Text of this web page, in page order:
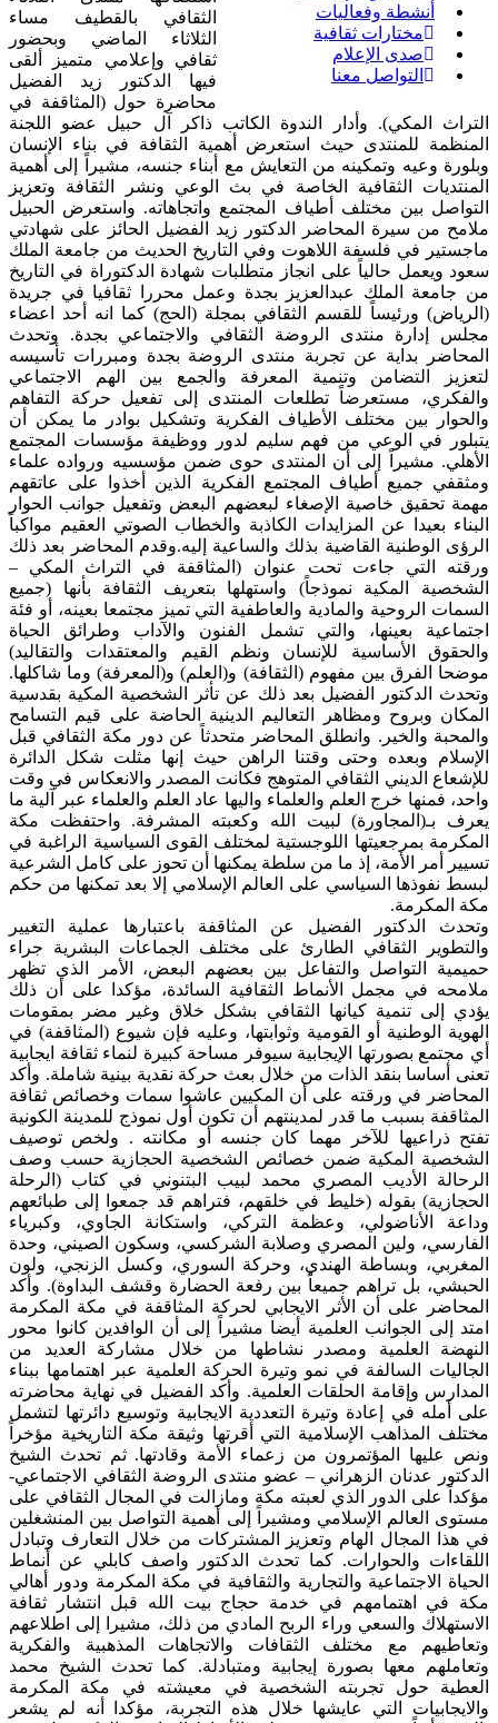
أنشطة وفعاليات
مختارات ثقافية
صدى الإعلام
التواصل معنا
الثقافي بالقطيف مساء
الثلاثاء الماضي وبحضور
ثقافي وإعلامي متميز ألقى
فيها الدكتور زيد الفضيل
محاضرة حول (المثاقفة في
التراث المكي). وأدار الندوة الكاتب ذاكر آل حبيل عضو اللجنة
المنظمة للمنتدى حيث استعرض أهمية الثقافة في بناء الإنسان
وبلورة وعيه وتمكينه من التعايش مع أبناء جنسه، مشيراً إلى أهمية
المنتديات الثقافية الخاصة في بث الوعي ونشر الثقافة وتعزيز
التواصل بين مختلف أطياف المجتمع واتجاهاته. واستعرض الحبيل
ملامح من سيرة المحاضر الدكتور زيد الفضيل الحائز على شهادتي
ماجستير في فلسفة اللاهوت وفي التاريخ الحديث من جامعة الملك
سعود ويعمل حالياً على انجاز متطلبات شهادة الدكتوراة في التاريخ
من جامعة الملك عبدالعزيز بجدة وعمل محررا ثقافيا في جريدة
(الرياض) ورئيساً للقسم الثقافي بمجلة (الحج) كما انه أحد اعضاء
مجلس إدارة منتدى الروضة الثقافي والاجتماعي بجدة. وتحدث
المحاضر بداية عن تجربة منتدى الروضة بجدة ومبررات تأسيسه
لتعزيز التضامن وتنمية المعرفة والجمع بين الهم الاجتماعي
والفكري، مستعرضاً تطلعات المنتدى إلى تفعيل حركة التفاهم
والحوار بين مختلف الأطياف الفكرية وتشكيل بوادر ما يمكن أن
يتبلور في الوعي من فهم سليم لدور ووظيفة مؤسسات المجتمع
الأهلي. مشيراً إلى أن المنتدى حوى ضمن مؤسسيه ورواده علماء
ومثقفي جميع أطياف المجتمع الفكرية الذين أخذوا على عاتقهم
مهمة تحقيق خاصية الإصغاء لبعضهم البعض وتفعيل جوانب الحوار
البناء بعيدا عن المزايدات الكاذبة والخطاب الصوتي العقيم مواكباً
الرؤى الوطنية القاضية بذلك والساعية إليه.وقدم المحاضر بعد ذلك
ورقته التي جاءت تحت عنوان (المثاقفة في التراث المكي –
الشخصية المكية نموذجاً) واستهلها بتعريف الثقافة بأنها (جميع
السمات الروحية والمادية والعاطفية التي تميز مجتمعا بعينه، أو فئة
اجتماعية بعينها، والتي تشمل الفنون والآداب وطرائق الحياة
والحقوق الأساسية للإنسان ونظم القيم والمعتقدات والتقاليد)
موضحا الفرق بين مفهوم (الثقافة) و(العلم) و(المعرفة) وما شاكلها.
وتحدث الدكتور الفضيل بعد ذلك عن تأثر الشخصية المكية بقدسية
المكان وبروح ومظاهر التعاليم الدينية الحاضة على قيم التسامح
والمحبة والخير. وانطلق المحاضر متحدثاً عن دور مكة الثقافي قبل
الإسلام وبعده وحتى وقتنا الراهن حيث إنها مثلت شكل الدائرة
للإشعاع الديني الثقافي المتوهج فكانت المصدر والانعكاس في وقت
واحد، فمنها خرج العلم والعلماء واليها عاد العلم والعلماء عبر آلية ما
يعرف بـ(المجاورة) لبيت الله وكعبته المشرفة. واحتفظت مكة
المكرمة بمرجعيتها اللوجستية لمختلف القوى السياسية الراغبة في
تسيير أمر الأمة، إذ ما من سلطة يمكنها أن تحوز على كامل الشرعية
لبسط نفوذها السياسي على العالم الإسلامي إلا بعد تمكنها من حكم
مكة المكرمة.
وتحدث الدكتور الفضيل عن المثاقفة باعتبارها عملية التغيير
والتطوير الثقافي الطارئ على مختلف الجماعات البشرية جراء
حميمية التواصل والتفاعل بين بعضهم البعض، الأمر الذي تظهر
ملامحه في مجمل الأنماط الثقافية السائدة، مؤكدا على أن ذلك
يؤدي إلى تنمية كيانها الثقافي بشكل خلاق وغير مضر بمقومات
الهوية الوطنية أو القومية وثوابتها، وعليه فإن شيوع (المثاقفة) في
أي مجتمع بصورتها الإيجابية سيوفر مساحة كبيرة لنماء ثقافة ايجابية
تعنى أساسا بنقد الذات من خلال بعث حركة نقدية بينية شاملة. وأكد
المحاضر في ورقته على أن المكيين عاشوا سمات وخصائص ثقافة
المثاقفة بسبب ما قدر لمدينتهم أن تكون أول نموذج للمدينة الكونية
تفتح ذراعيها للآخر مهما كان جنسه أو مكانته . ولخص توصيف
الشخصية المكية ضمن خصائص الشخصية الحجازية حسب وصف
الرحالة الأديب المصري محمد لبيب البتنوني في كتاب (الرحلة
الحجازية) بقوله (خليط في خلقهم، فتراهم قد جمعوا إلى طبائعهم
وداعة الأناضولي، وعظمة التركي، واستكانة الجاوي، وكبرياء
الفارسي، ولين المصري وصلابة الشركسي، وسكون الصيني، وحدة
المغربي، وبساطة الهندي، وحركة السوري، وكسل الزنجي، ولون
الحبشي، بل تراهم جميعاً بين رفعة الحضارة وقشف البداوة). وأكد
المحاضر على أن الأثر الايجابي لحركة المثاقفة في مكة المكرمة
امتد إلى الجوانب العلمية أيضا مشيراً إلى أن الوافدين كانوا محور
النهضة العلمية ومصدر نشاطها من خلال مشاركة العديد من
الجاليات السالفة في نمو وتيرة الحركة العلمية عبر اهتمامها ببناء
المدارس وإقامة الحلقات العلمية. وأكد الفضيل في نهاية محاضرته
على أمله في إعادة وتيرة التعددية الايجابية وتوسيع دائرتها لتشمل
مختلف المذاهب الإسلامية التي أقرتها وثيقة مكة التاريخية مؤخراً
ونص عليها المؤتمرون من زعماء الأمة وقادتها. ثم تحدث الشيخ
الدكتور عدنان الزهراني – عضو منتدى الروضة الثقافي الاجتماعي-
مؤكداً على الدور الذي لعبته مكة ومازالت في المجال الثقافي على
مستوى العالم الإسلامي ومشيراً إلى أهمية التواصل بين المنشغلين
في هذا المجال الهام وتعزيز المشتركات من خلال التعارف وتبادل
اللقاءات والحوارات. كما تحدث الدكتور واصف كابلي عن أنماط
الحياة الاجتماعية والتجارية والثقافية في مكة المكرمة ودور أهالي
مكة في اهتمامهم في خدمة حجاج بيت الله قبل انتشار ثقافة
الاستهلاك والسعي وراء الربح المادي من ذلك، مشيرا إلى اطلاعهم
وتعاطيهم مع مختلف الثقافات والاتجاهات المذهبية والفكرية
وتعاملهم معها بصورة إيجابية ومتبادلة. كما تحدث الشيخ محمد
العطية حول تجربته الشخصية في معيشته في مكة المكرمة
والايجابيات التي عايشها خلال هذه التجربة، مؤكدا أنه لم يشعر